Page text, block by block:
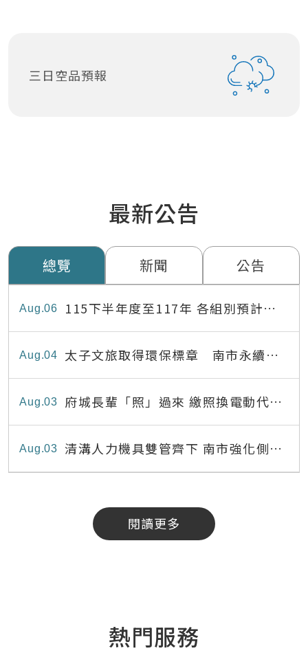
三日空品預報
最新公告
總覽 新聞 公告
06
Aug
115下半年度至117年 各組別預計出
缺員額表
04
Aug
太子文旅取得環保標章 南市永續旅
宿達22家
03
Aug
府城長輩「照」過來 繳照換電動代步
最高補助8,000元
03
Aug
清溝人力機具雙管齊下 南市強化側溝
清疏效能
閱讀更多
熱門服務